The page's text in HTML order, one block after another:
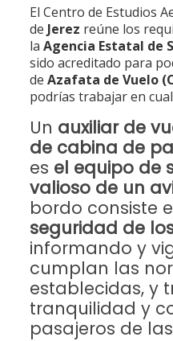
El Centro de Estudios
de Jerez reúne los
la Agencia Estatal de
sido acreditado para
de Azafata de Vuelo
podrías trabajar en
Un auxiliar de
de cabina de
es el equipo de
valioso de un
bordo consiste
seguridad de
informando y
cumplan las
establecidas, y
tranquilidad y
pasajeros de